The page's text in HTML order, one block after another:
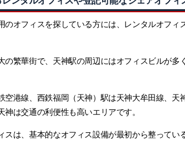
のオフィスを探している方には、レンタルオフィ
の繁華街で、天神駅の周辺にはオフィスビルが多
空港線、西鉄福岡（天神）駅は天神大牟田線、天
神は交通の利便性も高いエリアです。
スは、基本的なオフィス設備が最初から整ってい